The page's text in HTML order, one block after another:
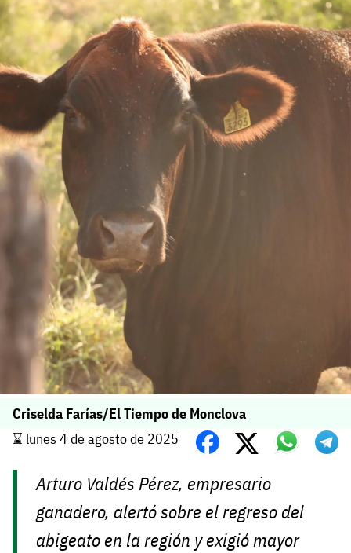
Criselda Farías/El Tiempo de Monclova
⌛️ lunes 4 de agosto de 2025
Arturo Valdés Pérez, empresario
ganadero, alertó sobre el regreso del
abigeato en la región y exigió mayor